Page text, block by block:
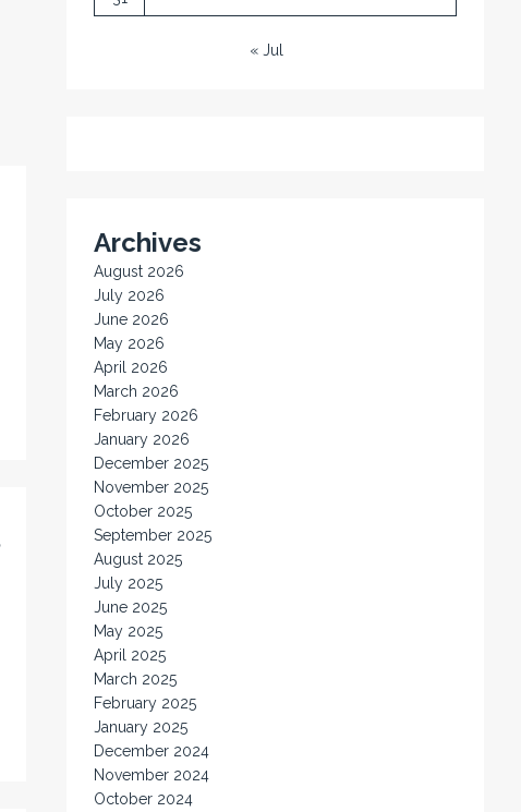
« Jul
Archives
August 2026
July 2026
June 2026
May 2026
April 2026
March 2026
February 2026
January 2026
December 2025
November 2025
October 2025
September 2025
August 2025
July 2025
June 2025
May 2025
April 2025
March 2025
February 2025
January 2025
December 2024
November 2024
October 2024